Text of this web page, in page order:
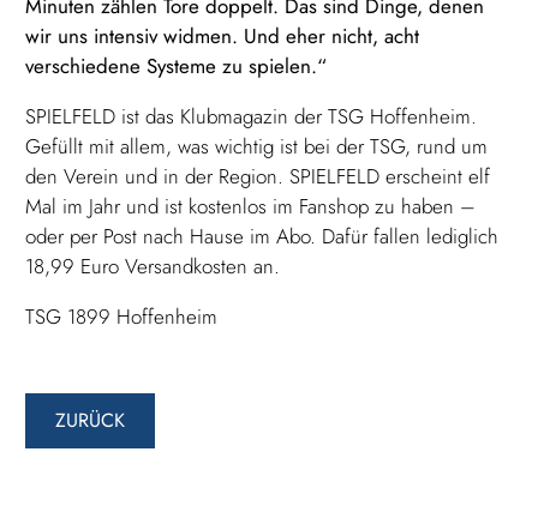
Minuten zählen Tore doppelt. Das sind Dinge, denen
wir uns intensiv widmen. Und eher nicht, acht
verschiedene Systeme zu spielen.“
SPIELFELD ist das Klubmagazin der TSG Hoffenheim.
Gefüllt mit allem, was wichtig ist bei der TSG, rund um
den Verein und in der Region. SPIELFELD erscheint elf
Mal im Jahr und ist kostenlos im Fanshop zu haben –
oder per Post nach Hause im Abo. Dafür fallen lediglich
18,99 Euro Versandkosten an.
TSG 1899 Hoffenheim
ZURÜCK